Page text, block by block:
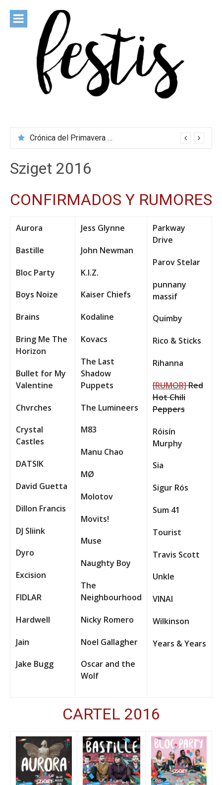
contenido
Crónica del Primavera Sound Porto 2026
Sziget 2016
CONFIRMADOS Y RUMORES
Aurora
Bastille
Bloc Party
Boys Noize
Brains
Bring Me The
Horizon
Bullet for My
Valentine
Chvrches
Crystal
Castles
DATSIK
David Guetta
Dillon Francis
DJ Sliink
Dyro
Excision
FIDLAR
Hardwell
Jain
Jake Bugg
Jess Glynne
John Newman
K.I.Z.
Kaiser Chiefs
Kodaline
Kovacs
The Last
Shadow
Puppets
The Lumineers
M83
Manu Chao
MØ
Molotov
Movits!
Muse
Naughty Boy
The
Neighbourhood
Nicky Romero
Noel Gallagher
Oscar and the
Wolf
Parkway
Drive
Parov Stelar
punnany
massif
Quimby
Rico & Sticks
Rihanna
[RUMOR]Red
Hot Chili
Peppers
Róisín
Murphy
Sia
Sigur Rós
Sum 41
Tourist
Travis Scott
Unkle
VINAI
Wilkinson
Years & Years
CARTEL 2016